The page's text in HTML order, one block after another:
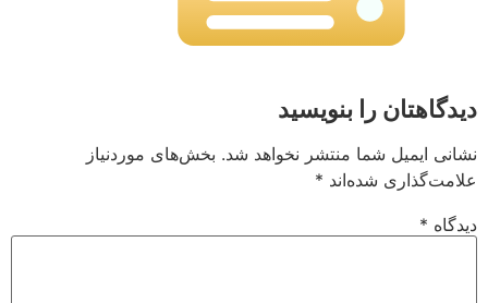
دیدگاهتان را بنویسید
نشانی ایمیل شما منتشر نخواهد شد. بخش‌های موردنیاز
علامت‌گذاری شده‌اند *
دیدگاه *